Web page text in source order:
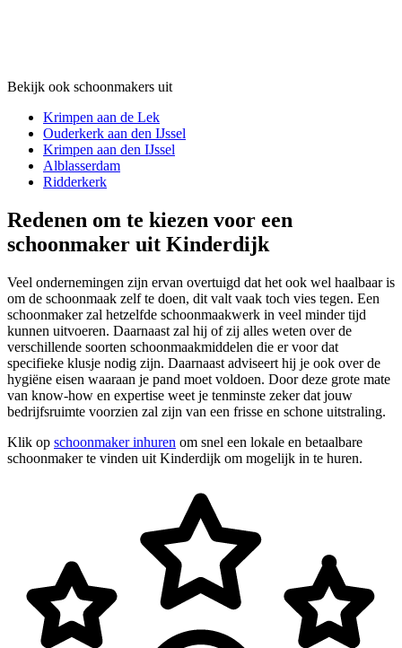
Bekijk ook schoonmakers uit
Krimpen aan de Lek
Ouderkerk aan den IJssel
Krimpen aan den IJssel
Alblasserdam
Ridderkerk
Redenen om te kiezen voor een
schoonmaker uit Kinderdijk
Veel ondernemingen zijn ervan overtuigd dat het ook wel haalbaar is
om de schoonmaak zelf te doen, dit valt vaak toch vies tegen. Een
schoonmaker zal hetzelfde schoonmaakwerk in veel minder tijd
kunnen uitvoeren. Daarnaast zal hij of zij alles weten over de
verschillende soorten schoonmaakmiddelen die er voor dat
specifieke klusje nodig zijn. Daarnaast adviseert hij je ook over de
hygiëne eisen waaraan je pand moet voldoen. Door deze grote mate
van know-how en expertise weet je tenminste zeker dat jouw
bedrijfsruimte voorzien zal zijn van een frisse en schone uitstraling.
Klik op schoonmaker inhuren om snel een lokale en betaalbare
schoonmaker te vinden uit Kinderdijk om mogelijk in te huren.